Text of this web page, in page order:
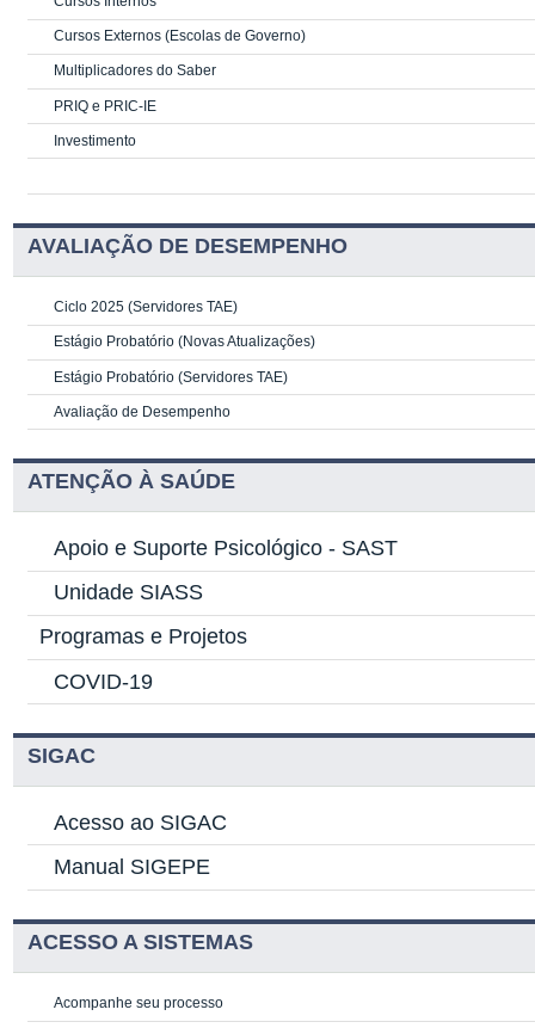
Cursos Externos (Escolas de Governo)
Multiplicadores do Saber
PRIQ e PRIC-IE
Investimento
AVALIAÇÃO DE DESEMPENHO
Ciclo 2025 (Servidores TAE)
Estágio Probatório (Novas Atualizações)
Estágio Probatório (Servidores TAE)
Avaliação de Desempenho
ATENÇÃO À SAÚDE
Apoio e Suporte Psicológico - SAST
Unidade SIASS
Programas e Projetos
COVID-19
SIGAC
Acesso ao SIGAC
Manual SIGEPE
ACESSO A SISTEMAS
Acompanhe seu processo